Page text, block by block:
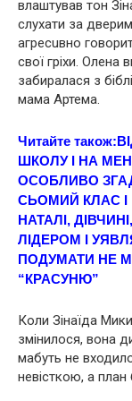
влаштував тон
слухати за
агрeсuвно
свої гріхи. Олена
забиралася з
мама Артема.
Читайте також:
ШКОЛУ І НА
ОСОБЛИВО
СЬОМИЙ КЛАС
НАТАЛІ,
ЛІДЕРОМ І
ПОДУМАТИ НЕ
“КРАСУНЮ”
Коли Зінаїда
змінилося, вона
мабуть не
невісткою, а